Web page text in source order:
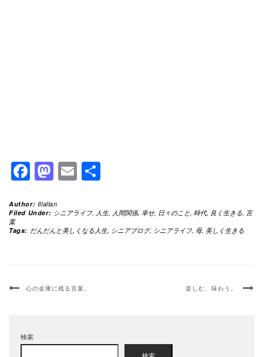
Facebook
Mastodon
Email
Author: Illallan
Filed Under: シニアライフ, 人生, 人間関係, 幸せ, 日々のこと, 時代, 良く生きる, 言
葉
Tags: だんだんと美しくなる人生, シニアブログ, シニアライフ, 母, 美しく生きる
心の金庫に残る言葉。 楽しむ、味わう。
検索
検索